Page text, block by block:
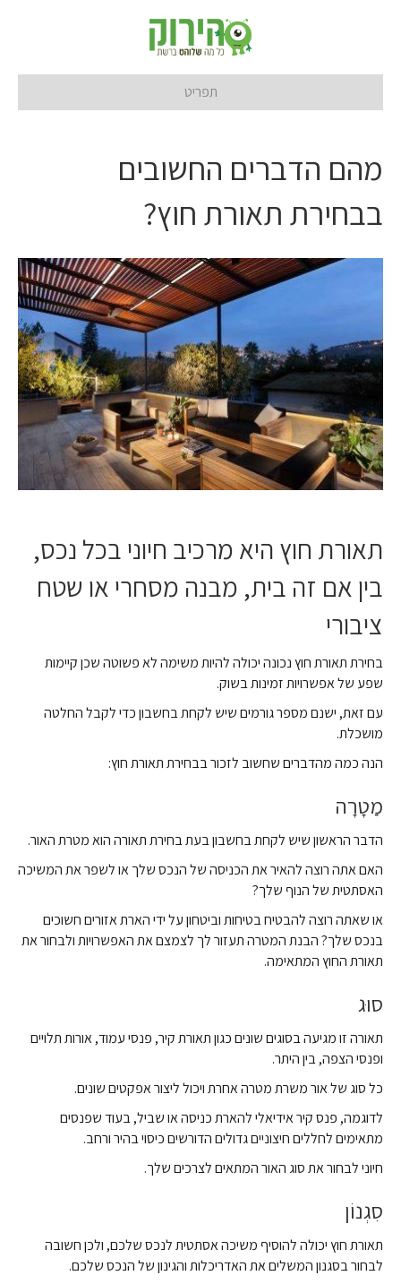
תפריט
מהם הדברים החשובים
בבחירת תאורת חוץ?
תאורת חוץ היא מרכיב חיוני בכל נכס,
בין אם זה בית, מבנה מסחרי או שטח
ציבורי
בחירת תאורת חוץ נכונה יכולה להיות משימה לא פשוטה שכן קיימות
שפע של אפשרויות זמינות בשוק.
עם זאת, ישנם מספר גורמים שיש לקחת בחשבון כדי לקבל החלטה
מושכלת.
הנה כמה מהדברים שחשוב לזכור בבחירת תאורת חוץ:
מַטָרָה
הדבר הראשון שיש לקחת בחשבון בעת בחירת תאורה הוא מטרת האור.
האם אתה רוצה להאיר את הכניסה של הנכס שלך או לשפר את המשיכה
האסתטית של הנוף שלך?
או שאתה רוצה להבטיח בטיחות וביטחון על ידי הארת אזורים חשוכים
בנכס שלך? הבנת המטרה תעזור לך לצמצם את האפשרויות ולבחור את
תאורת החוץ המתאימה.
סוּג
תאורה זו מגיעה בסוגים שונים כגון תאורת קיר, פנסי עמוד, אורות תלויים
ופנסי הצפה, בין היתר.
כל סוג של אור משרת מטרה אחרת ויכול ליצור אפקטים שונים.
לדוגמה, פנס קיר אידיאלי להארת כניסה או שביל, בעוד שפנסים
מתאימים לחללים חיצוניים גדולים הדורשים כיסוי בהיר ורחב.
חיוני לבחור את סוג האור המתאים לצרכים שלך.
סִגְנוֹן
תאורת חוץ יכולה להוסיף משיכה אסתטית לנכס שלכם, ולכן חשובה
לבחור בסגנון המשלים את האדריכלות והגינון של הנכס שלכם.